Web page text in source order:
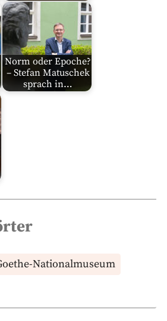
Norm oder Epoche?
– Stefan Matuschek
sprach in…
Nationalmuseum